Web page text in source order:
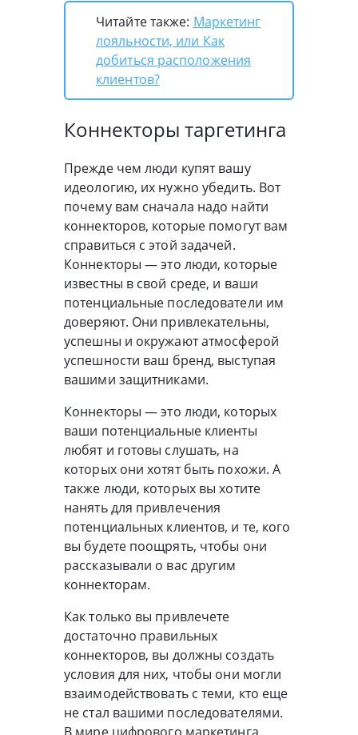
Читайте также: Маркетинг
лояльности, или Как
добиться расположения
клиентов?
Коннекторы таргетинга
Прежде чем люди купят вашу
идеологию, их нужно убедить. Вот
почему вам сначала надо найти
коннекторов, которые помогут вам
справиться с этой задачей.
Коннекторы — это люди, которые
известны в свой среде, и ваши
потенциальные последователи им
доверяют. Они привлекательны,
успешны и окружают атмосферой
успешности ваш бренд, выступая
вашими защитниками.
Коннекторы — это люди, которых
ваши потенциальные клиенты
любят и готовы слушать, на
которых они хотят быть похожи. А
также люди, которых вы хотите
нанять для привлечения
потенциальных клиентов, и те, кого
вы будете поощрять, чтобы они
рассказывали о вас другим
коннекторам.
Как только вы привлечете
достаточно правильных
коннекторов, вы должны создать
условия для них, чтобы они могли
взаимодействовать с теми, кто еще
не стал вашими последователями.